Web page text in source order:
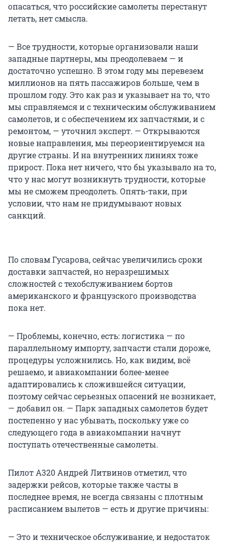
опасаться, что российские самолеты перестанут
летать, нет смысла.
— Все трудности, которые организовали наши
западные партнеры, мы преодолеваем — и
достаточно успешно. В этом году мы перевезем
миллионов на пять пассажиров больше, чем в
прошлом году. Это как раз и указывает на то, что
мы справляемся и с техническим обслуживанием
самолетов, и с обеспечением их запчастями, и с
ремонтом, — уточнил эксперт. — Открываются
новые направления, мы переориентируемся на
другие страны. И на внутренних линиях тоже
прирост. Пока нет ничего, что бы указывало на то,
что у нас могут возникнуть трудности, которые
мы не сможем преодолеть. Опять-таки, при
условии, что нам не придумывают новых
санкций.
По словам Гусарова, сейчас увеличились сроки
доставки запчастей, но неразрешимых
сложностей с техобслуживанием бортов
американского и французского производства
пока нет.
— Проблемы, конечно, есть: логистика — по
параллельному импорту, запчасти стали дороже,
процедуры усложнились. Но, как видим, всё
решаемо, и авиакомпании более-менее
адаптировались к сложившейся ситуации,
поэтому сейчас серьезных опасений не возникает,
— добавил он. — Парк западных самолетов будет
постепенно у нас убывать, поскольку уже со
следующего года в авиакомпании начнут
поступать отечественные самолеты.
Пилот А320 Андрей Литвинов отметил, что
задержки рейсов, которые также часты в
последнее время, не всегда связаны с плотным
расписанием вылетов — есть и другие причины:
— Это и техническое обслуживание, и недостаток